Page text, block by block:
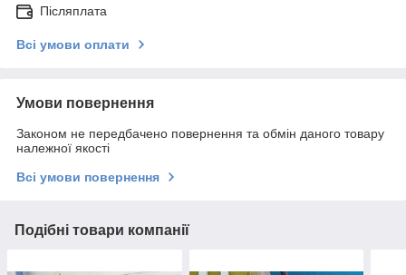
Післяплата
Всі умови оплати
Умови повернення
Законом не передбачено повернення та обмін даного товару
належної якості
Всі умови повернення
Подібні товари компанії